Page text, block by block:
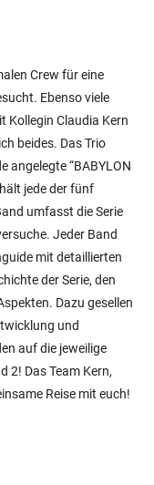
Crew für eine
Ebenso viele
Kollegin Claudia Kern
beides. Das Trio
angelegte “BABYLON
jede der fünf
umfasst die Serie
Jeder Band
mit detaillierten
der Serie, den
Dazu gesellen
und
auf die jeweilige
2! Das Team Kern,
Reise mit euch!